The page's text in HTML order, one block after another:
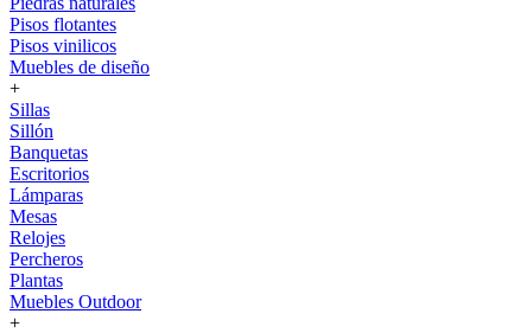
Pisos flotantes
Pisos vinilicos
Muebles de diseño
+
Sillas
Sillón
Banquetas
Escritorios
Lámparas
Mesas
Relojes
Percheros
Plantas
Muebles Outdoor
+